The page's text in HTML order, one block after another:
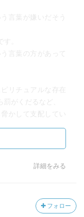
言葉が嫌いだそう
。
言葉の方があって
リチュアルな存在
がくだるなど、
かして支配してい
ると感じても、相
見を押し付けたり
しています。
詳細をみる
フォロー